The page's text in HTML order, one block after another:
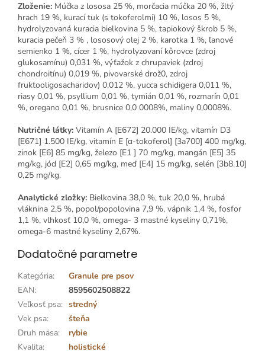
Zloženie: Múčka z lososa 25 %, morčacia múčka 20 %, žltý
hrach 19 %, kurací tuk (s tokoferolmi) 10 %, losos 5 %,
hydrolyzovaná kuracia bielkovina 5 %, tapiokový škrob 5 %,
kuracia pečeň 3 % , lososový olej 2 %, karotka 1 %, ľanové
semienko 1 %, cícer 1 %, hydrolyzovaní kôrovce (zdroj
glukosamínu) 0,031 %, výťažok z chrupaviek (zdroj
chondroitínu) 0,019 %, pivovarské drož0, zdroj
fruktooligosacharidov) 0,012 %, yucca schidigera 0,011 %,
riasy 0,01 %, psyllium 0,01 %, tymián 0,01 %, rozmarín 0,01
%, oregano 0,01 %, brusnice 0,0 0008%, maliny 0,0008%.
Nutričné ​​látky: Vitamín A [E672] 20.000 IE/kg, vitamín D3
[E671] 1.500 IE/kg, vitamín E [α-tokoferol] [3a700] 400 mg/kg,
zinok [E6] 85 mg/kg, železo [E1 ] 70 mg/kg, mangán [E5] 35
mg/kg, jód [E2] 0,65 mg/kg, meď [E4] 15 mg/kg, selén [3b8.10]
0,25 mg/kg.
Analytické zložky: Bielkovina 38,0 %, tuk 20,0 %, hrubá
vláknina 2,5 %, popol/popolovina 7,9 %, vápnik 1,4 %, fosfor
1,1 %, vlhkosť 10,0 %, omega- 3 mastné kyseliny 0,71%,
omega-6 mastné kyseliny 2,67%.
Dodatočné parametre
Kategória:
Granule pre psov
EAN:
8595602508822
Veľkosť psa: stredný
Vek psa:
šteňa
Druh mäsa:
rybie
Kvalita:
holistické